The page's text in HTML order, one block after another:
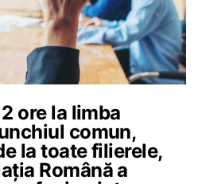
ore la limba
comun,
la toate filierele,
Română a